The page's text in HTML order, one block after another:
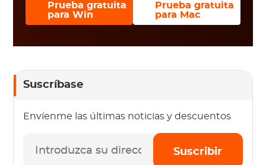
Prueba gratuita
para Win
Prueba gratuita
para Mac
Suscríbase
Envíenme las últimas noticias y descuentos
Suscribir